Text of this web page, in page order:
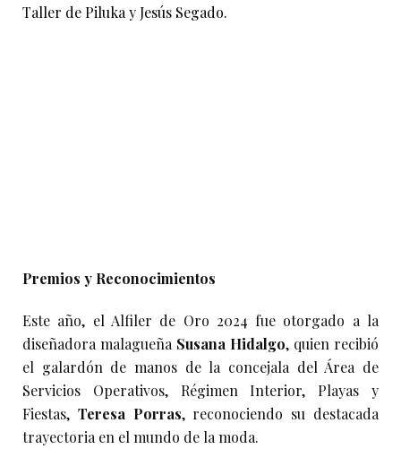
Taller de Piluka y Jesús Segado.
Premios y Reconocimientos
Este año, el Alfiler de Oro 2024 fue otorgado a la
diseñadora malagueña Susana Hidalgo, quien recibió
el galardón de manos de la concejala del Área de
Servicios Operativos, Régimen Interior, Playas y
Fiestas, Teresa Porras, reconociendo su destacada
trayectoria en el mundo de la moda.